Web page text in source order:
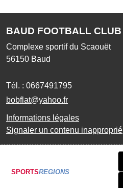
BAUD FOOTBALL CLUB
Complexe sportif du Scaouët
56150 Baud
Tél. : 0667491795
bobflat@yahoo.fr
Informations légales
Signaler un contenu inapproprié
SPORTSREGIONS